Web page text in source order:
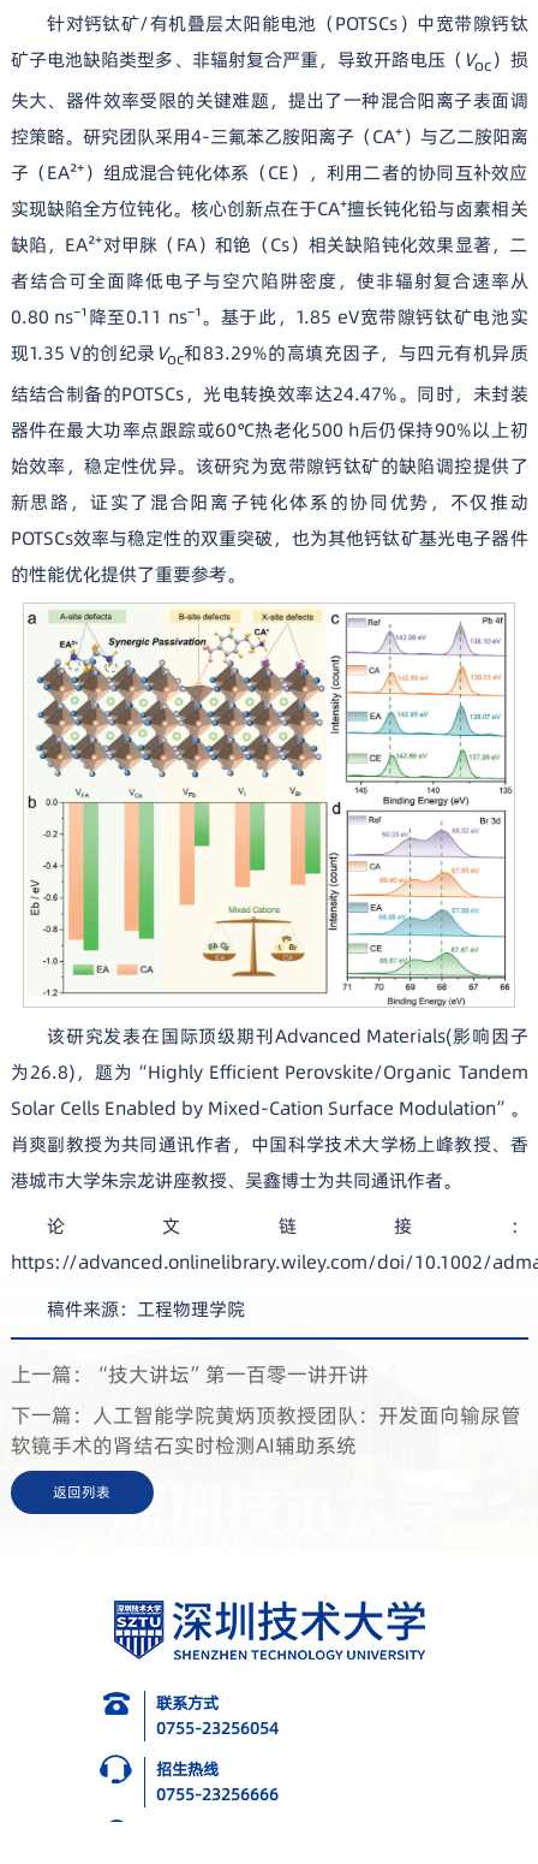
针对钙钛矿/有机叠层太阳能电池（POTSCs）中宽带隙钙钛
矿子电池缺陷类型多、非辐射复合严重，导致开路电压（ Voc）损
失大、器件效率受限的关键难题，提出了一种混合阳离子表面调
控策略。研究团队采用4-三氟苯乙胺阳离子（CA⁺）与乙二胺阳离
子（EA²⁺）组成混合钝化体系（CE），利用二者的协同互补效应
实现缺陷全方位钝化。核心创新点在于CA⁺擅长钝化铅与卤素相关
缺陷，EA²⁺对甲脒（FA）和铯（Cs）相关缺陷钝化效果显著，二
者结合可全面降低电子与空穴陷阱密度，使非辐射复合速率从
0.80 ns⁻¹降至0.11 ns⁻¹。基于此，1.85 eV宽带隙钙钛矿电池实
现1.35 V的创纪录 Voc和83.29%的高填充因子，与四元有机异质
结结合制备的POTSCs，光电转换效率达24.47%。同时，未封装
器件在最大功率点跟踪或60℃热老化500 h后仍保持90%以上初
始效率，稳定性优异。该研究为宽带隙钙钛矿的缺陷调控提供了
新思路，证实了混合阳离子钝化体系的协同优势，不仅推动
POTSCs效率与稳定性的双重突破，也为其他钙钛矿基光电子器件
的性能优化提供了重要参考。
该研究发表在国际顶级期刊Advanced Materials(影响因子
为26.8)，题为“Highly Efficient Perovskite/Organic Tandem
Solar Cells Enabled by Mixed-Cation Surface Modulation”。
肖爽副教授为共同通讯作者，中国科学技术大学杨上峰教授、香
港城市大学朱宗龙讲座教授、吴鑫博士为共同通讯作者。
论文链接：
https://advanced.onlinelibrary.wiley.com/doi/10.1002/
稿件来源：工程物理学院
上一篇：“技大讲坛”第一百零一讲开讲
下一篇：人工智能学院黄炳顶教授团队：开发面向输尿管
软镜手术的肾结石实时检测AI辅助系统
返回列表
联系方式
0755-23256054
招生热线
0755-23256666